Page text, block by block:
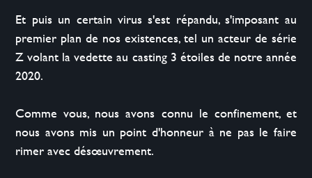
Et puis un certain virus s'est répandu, s'imposant au
premier plan de nos existences, tel un acteur de série
Z volant la vedette au casting 3 étoiles de notre année
2020.
Comme vous, nous avons connu le confinement, et
nous avons mis un point d'honneur à ne pas le faire
rimer avec désœuvrement.